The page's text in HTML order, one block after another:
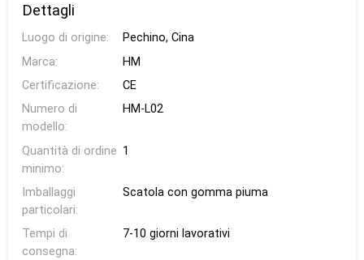
Dettagli
Luogo di origine:
Pechino, Cina
Marca:
HM
Certificazione:
CE
Numero di
modello:
HM-L02
Quantità di ordine
minimo:
1
Imballaggi
particolari:
Scatola con gomma piuma
Tempi di
consegna:
7-10 giorni lavorativi